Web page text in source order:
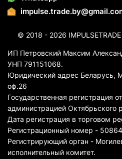
© 2018 - 2026
ИП Петровский Максим
УНП 791151068.
Юридический адрес Беларусь,
оф.26
Государственная регистрация
администрацией Октябрьского
Дата регистрация в торговом
Регистрационный номер -
Регистрирующий орган -
исполнительный комитет.